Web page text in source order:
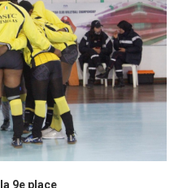
9e place